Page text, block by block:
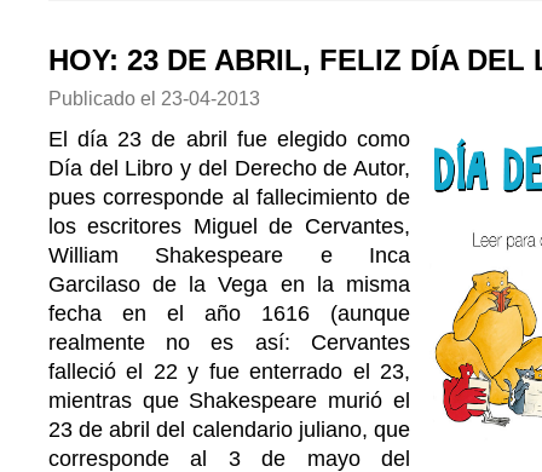
HOY: 23 DE ABRIL, FELIZ DÍA DEL
Publicado el 23-04-2013
El día 23 de abril fue elegido como
Día del Libro y del Derecho de Autor,
pues corresponde al fallecimiento de
los escritores Miguel de Cervantes,
William Shakespeare e Inca
Garcilaso de la Vega en la misma
fecha en el año 1616 (aunque
realmente no es así: Cervantes
falleció el 22 y fue enterrado el 23,
mientras que Shakespeare murió el
23 de abril del calendario juliano, que
corresponde al 3 de mayo del